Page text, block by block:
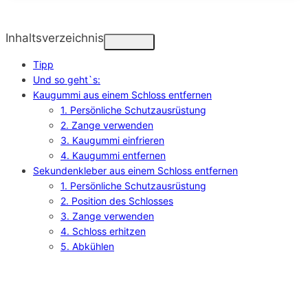
Inhaltsverzeichnis
Tipp
Und so geht`s:
Kaugummi aus einem Schloss entfernen
1. Persönliche Schutzausrüstung
2. Zange verwenden
3. Kaugummi einfrieren
4. Kaugummi entfernen
Sekundenkleber aus einem Schloss entfernen
1. Persönliche Schutzausrüstung
2. Position des Schlosses
3. Zange verwenden
4. Schloss erhitzen
5. Abkühlen